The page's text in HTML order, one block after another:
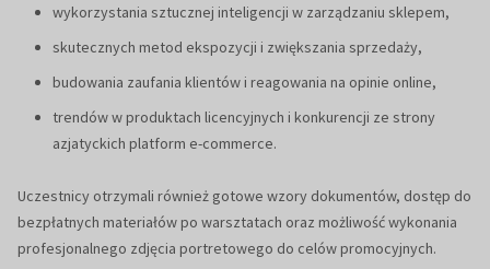
wykorzystania sztucznej inteligencji w zarządzaniu sklepem,
skutecznych metod ekspozycji i zwiększania sprzedaży,
budowania zaufania klientów i reagowania na opinie online,
trendów w produktach licencyjnych i konkurencji ze strony
azjatyckich platform e-commerce.
Uczestnicy otrzymali również gotowe wzory dokumentów, dostęp do
bezpłatnych materiałów po warsztatach oraz możliwość wykonania
profesjonalnego zdjęcia portretowego do celów promocyjnych.